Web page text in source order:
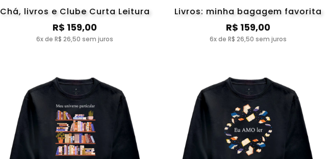
Chá, livros e Clube Curta Leitura
R$ 159,00
6x de R$ 26,50 sem juros
Livros: minha bagagem favorita
R$ 159,00
6x de R$ 26,50 sem juros